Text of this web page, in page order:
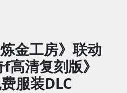
金工房》联动
f高清复刻版》
服装DLC